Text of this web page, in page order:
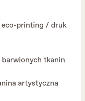
eco-printing / druk
barwionych tkanin
artystyczna